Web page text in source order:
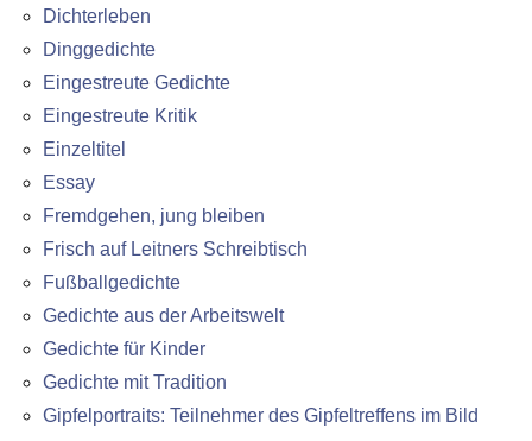
Dichterleben
Dinggedichte
Eingestreute Gedichte
Eingestreute Kritik
Einzeltitel
Essay
Fremdgehen, jung bleiben
Frisch auf Leitners Schreibtisch
Fußballgedichte
Gedichte aus der Arbeitswelt
Gedichte für Kinder
Gedichte mit Tradition
Gipfelportraits: Teilnehmer des Gipfeltreffens im Bild